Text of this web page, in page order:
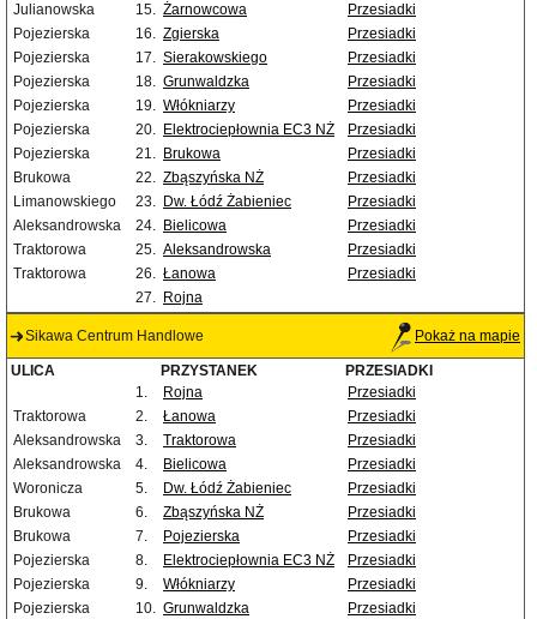
Julianowska
15. Żarnowcowa
Przesiadki
Pojezierska
16. Zgierska
Przesiadki
Pojezierska
17. Sierakowskiego
Przesiadki
Pojezierska
18. Grunwaldzka
Przesiadki
Pojezierska
19. Włókniarzy
Przesiadki
Pojezierska
20. Elektrociepłownia EC3 NŻ
Przesiadki
Pojezierska
21. Brukowa
Przesiadki
Brukowa
22. Zbąszyńska NŻ
Przesiadki
Limanowskiego
23. Dw. Łódź Żabieniec
Przesiadki
Aleksandrowska
24. Bielicowa
Przesiadki
Traktorowa
25. Aleksandrowska
Przesiadki
Traktorowa
26. Łanowa
Przesiadki
27. Rojna
Sikawa Centrum Handlowe Pokaż na mapie
ULICA PRZYSTANEK
PRZESIADKI
1.
Rojna
Przesiadki
Traktorowa
2. Łanowa
Przesiadki
Aleksandrowska
3. Traktorowa
Przesiadki
Aleksandrowska
4. Bielicowa
Przesiadki
Woronicza
5. Dw. Łódź Żabieniec
Przesiadki
Brukowa
6. Zbąszyńska NŻ
Przesiadki
Brukowa
7. Pojezierska
Przesiadki
Pojezierska
8. Elektrociepłownia EC3 NŻ
Przesiadki
Pojezierska
9. Włókniarzy
Przesiadki
Pojezierska
10. Grunwaldzka
Przesiadki